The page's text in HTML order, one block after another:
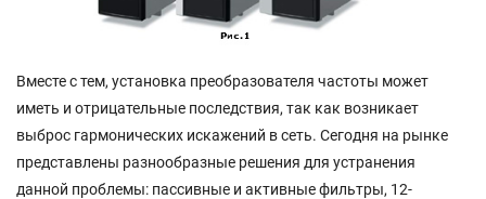
Вместе с тем, установка преобразователя частоты может
иметь и отрицательные последствия, так как возникает
выброс гармонических искажений в сеть. Сегодня на рынке
представлены разнообразные решения для устранения
данной проблемы: пассивные и активные фильтры, 12-